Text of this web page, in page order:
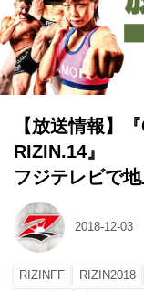
【放送情報】
RIZIN.14』
フジテレビで
2018-12-03
RIZINFF RIZIN2018